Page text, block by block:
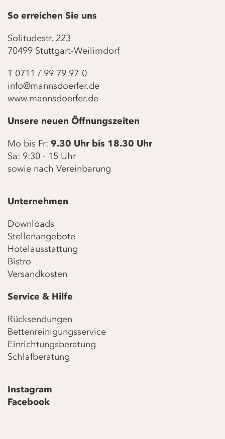
So erreichen Sie uns
Solitudestr. 223
70499 Stuttgart-Weilimdorf
T 0711 / 99 79 97-0
info@mannsdoerfer.de
www.mannsdoerfer.de
Unsere neuen Öffnungszeiten
Mo bis Fr: 9.30 Uhr bis 18.30 Uhr
Sa: 9:30 - 15 Uhr
sowie nach Vereinbarung
Unternehmen
Downloads
Stellenangebote
Hotelausstattung
Bistro
Versandkosten
Service & Hilfe
Rücksendungen
Bettenreinigungsservice
Einrichtungsberatung
Schlafberatung
Instagram
Facebook